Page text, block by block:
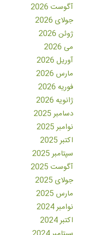
آگوست 2026
جولای 2026
ژوئن 2026
می 2026
آوریل 2026
مارس 2026
فوریه 2026
ژانویه 2026
دسامبر 2025
نوامبر 2025
اکتبر 2025
سپتامبر 2025
آگوست 2025
جولای 2025
مارس 2025
نوامبر 2024
اکتبر 2024